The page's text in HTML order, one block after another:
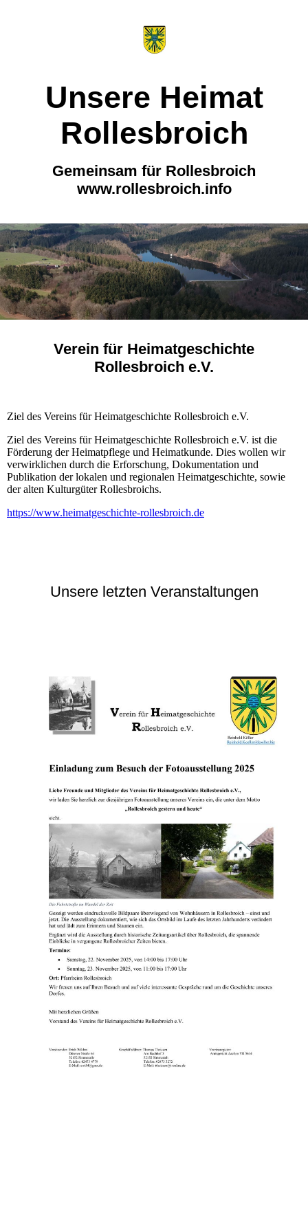
Unsere Heimat
Rollesbroich
Gemeinsam für Rollesbroich
www.rollesbroich.info
Verein für Heimatgeschichte
Rollesbroich e.V.
Ziel des Vereins für Heimatgeschichte Rollesbroich e.V.
Ziel des Vereins für Heimatgeschichte Rollesbroich e.V. ist die
Förderung der Heimatpflege und Heimatkunde. Dies wollen wir
verwirklichen durch die Erforschung, Dokumentation und
Publikation der lokalen und regionalen Heimatgeschichte, sowie
der alten Kulturgüter Rollesbroichs.
https://www.heimatgeschichte-rollesbroich.de
Unsere letzten Veranstaltungen